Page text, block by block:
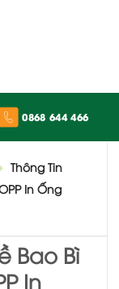
0868 644 466
Thông Tin
In Ống
Bao Bì
In